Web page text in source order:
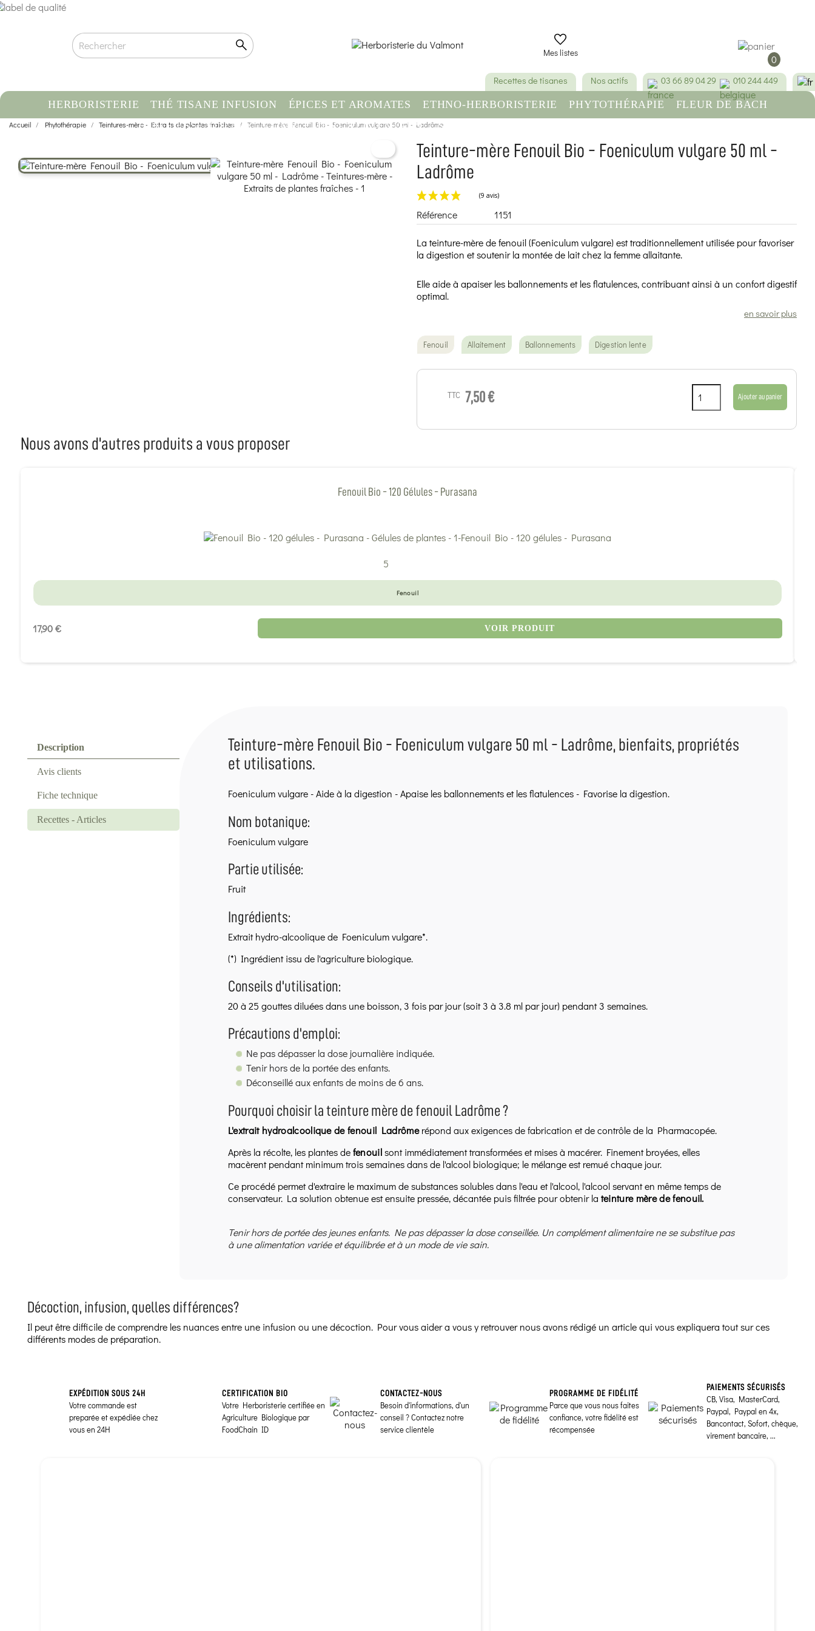
Mes listes 0
Recettes de tisanes Nos actifs 03 66 89 04 29 010 244 449
HERBORISTERIE THÉ TISANE INFUSION ÉPICES ET AROMATES ETHNO-HERBORISTERIE PHYTOTHÉRAPIE
FLEUR DE BACH
HUILE ESSENTIELLE
COMPLÉMENT ALIMENTAIRE SANTÉ & BIEN-ÊTRE
Accueil Phytothérapie Teintures-mère - Extraits de plantes fraîches Teinture-mère Fenouil Bio - Foeniculum vulgare 50 ml - Ladrôme
Teinture-mère Fenouil Bio - Foeniculum vulgare 50 ml -
Ladrôme
Référence 1151
La teinture-mère de fenouil (Foeniculum vulgare) est traditionnellement utilisée pour favoriser
la digestion et soutenir la montée de lait chez la femme allaitante.
Elle aide à apaiser les ballonnements et les flatulences, contribuant ainsi à un confort digestif
optimal.
en savoir plus
Fenouil Allaitement Ballonnements Digestion lente
TTC 7,50 € Ajouter au panier
Description
Avis clients
Fiche technique
Recettes - Articles
Teinture-mère Fenouil Bio - Foeniculum vulgare 50 ml - Ladrôme, bienfaits, propriétés
et utilisations.
Foeniculum vulgare - Aide à la digestion - Apaise les ballonnements et les flatulences - Favorise la digestion.
Nom botanique:
Foeniculum vulgare
Partie utilisée:
Fruit
Ingrédients:
Extrait hydro-alcoolique de Foeniculum vulgare*.
(*) Ingrédient issu de l'agriculture biologique.
Conseils d'utilisation:
20 à 25 gouttes diluées dans une boisson, 3 fois par jour (soit 3 à 3.8 ml par jour) pendant 3 semaines.
Précautions d'emploi:
Ne pas dépasser la dose journalière indiquée.
Tenir hors de la portée des enfants.
Déconseillé aux enfants de moins de 6 ans.
Pourquoi choisir la teinture mère de fenouil Ladrôme ?
L'extrait hydroalcoolique de fenouil Ladrômerépond aux exigences de fabrication et de contrôle de la Pharmacopée.
Après la récolte, les plantes defenouilsont immédiatement transformées et mises à macérer. Finement broyées, elles
macèrent pendant minimum trois semaines dans de l'alcool biologique; le mélange est remué chaque jour.
Ce procédé permet d'extraire le maximum de substances solubles dans l'eau et l'alcool, l'alcool servant en même temps de
conservateur. La solution obtenue est ensuite pressée, décantée puis filtrée pour obtenir la teinture mère de fenouil.
Tenir hors de portée des jeunes enfants. Ne pas dépasser la dose conseillée. Un complément alimentaire ne se substitue pas
à une alimentation variée et équilibrée et à un mode de vie sain.
Décoction, infusion, quelles différences?
Il peut être difficile de comprendre les nuances entre une infusion ou une décoction. Pour vous aider a vous y retrouver nous avons rédigé un article qui vous expliquera tout sur ces
différents modes de préparation.
Nous avons d'autres produits a vous proposer
Fenouil Bio - 120 Gélules - Purasana
5
Fenouil
17,90 € VOIR PRODUIT
EXPÉDITION SOUS 24H
Votre commande est
preparée et expédiée chez
vous en 24H
CERTIFICATION BIO
Votre Herboristerie certifiée en
Agriculture Biologique par
FoodChain ID
CONTACTEZ-NOUS
Besoin d'informations, d'un
conseil ? Contactez notre
service clientèle
PROGRAMME DE FIDÉLITÉ
Parce que vous nous faites
confiance, votre fidélité est
récompensée
PAIEMENTS SÉCURISÉS
CB, Visa, MasterCard,
Paypal, Paypal en 4x,
Bancontact, Sofort, chèque,
virement bancaire, ...